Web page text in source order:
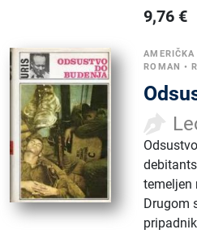
9,76 €
ROMAN •
temeljen
Drugom